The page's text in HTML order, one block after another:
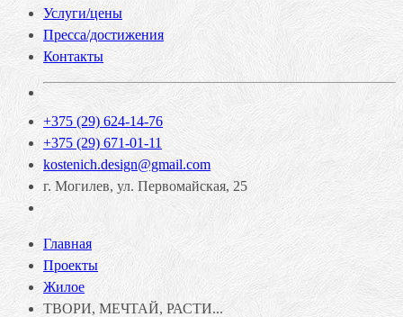
Услуги/цены
Пресса/достижения
Контакты
+375 (29) 624-14-76
+375 (29) 671-01-11
kostenich.design@gmail.com
г. Могилев, ул. Первомайская, 25
Главная
Проекты
Жилое
ТВОРИ, МЕЧТАЙ, РАСТИ...